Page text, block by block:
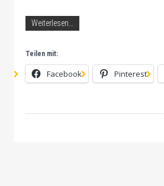
Weiterlesen…
Teilen mit:
Facebook Pinterest